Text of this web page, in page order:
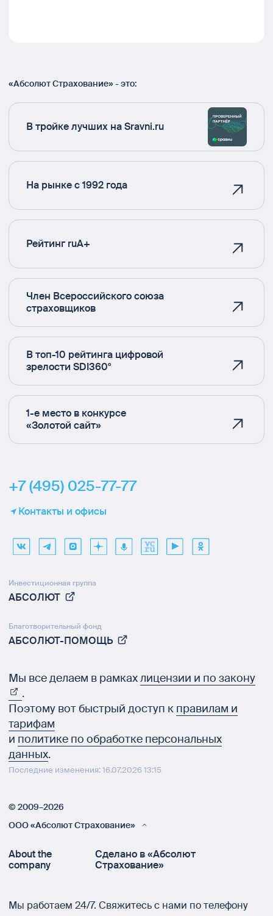
«Абсолют Страхование» - это:
В тройке лучших на Sravni.ru
На рынке с 1992 года
Рейтинг ruA+
Член Всероссийского союза
страховщиков
В топ-10 рейтинга цифровой
зрелости SDI360°
1-е место в конкурсе
«Золотой сайт»
+7 (495) 025-77-77
Контакты и офисы
Инвестиционная группа
АБСОЛЮТ
Благотворительный фонд
АБСОЛЮТ-ПОМОЩЬ
Мы все делаем в рамкахлицензии и по закону
.
Поэтому вот быстрый доступ к правилам и
тарифам
и политике по обработке персональных
данных.
Последние изменения: 16.07.2026 13:15
© 2009–2026
ООО «Абсолют Страхование»
About the
company
Сделано в «Абсолют
Страхование»
Мы работаем 24/7. Свяжитесь с нами по телефону